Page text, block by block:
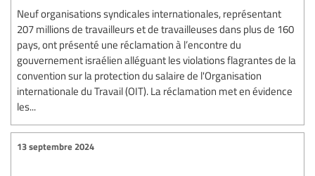
Neuf organisations syndicales internationales, représentant
207 millions de travailleurs et de travailleuses dans plus de 160
pays, ont présenté une réclamation à l’encontre du
gouvernement israélien alléguant les violations flagrantes de la
convention sur la protection du salaire de l'Organisation
internationale du Travail (OIT). La réclamation met en évidence
les...
13 septembre 2024